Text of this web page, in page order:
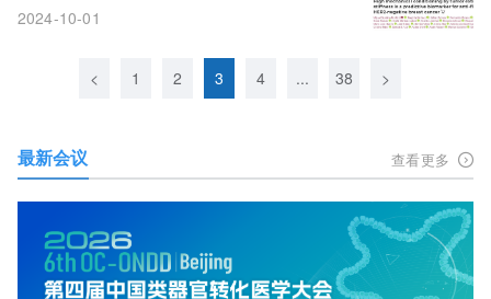
2024-10-01
< 1 2 3 4 ... 38 >
最新会议 查看更多